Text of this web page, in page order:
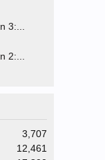
3:...
2:...
3,707
12,461